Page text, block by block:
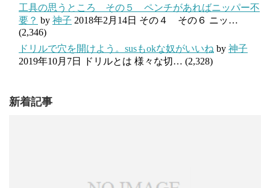
工具の思うところ その５ ペンチがあればニッパー不
要？ by 神子 2018年2月14日 その４ その６ ニッ…
(2,346)
ドリルで穴を開けよう。susもokな奴がいいね by 神子
2019年10月7日
ドリルとは 様々な切… (2,328)
新着記事